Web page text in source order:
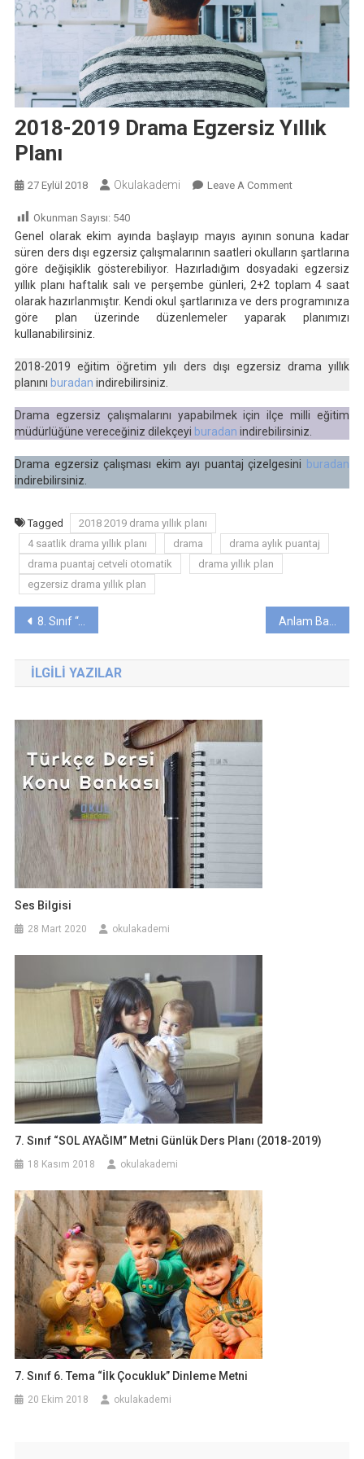
2018-2019 Drama Egzersiz Yıllık
Planı
27 Eylül 2018 Okulakademi Leave A CommentOn
Drama
Egzersiz
Yıllık
Planı
Okunman Sayısı: 540
Genel olarak ekim ayında başlayıp mayıs ayının sonuna kadar
süren ders dışı egzersiz çalışmalarının saatleri okulların şartlarına
göre değişiklik gösterebiliyor. Hazırladığım dosyadaki egzersiz
yıllık planı haftalık salı ve perşembe günleri, 2+2 toplam 4 saat
olarak hazırlanmıştır. Kendi okul şartlarınıza ve ders programınıza
göre plan üzerinde düzenlemeler yaparak planımızı
kullanabilirsiniz.
2018-2019 eğitim öğretim yılı ders dışı egzersiz drama yıllık
planını buradan indirebilirsiniz.
Drama egzersiz çalışmalarını yapabilmek için ilçe milli eğitim
müdürlüğüne vereceğiniz dilekçeyi buradan indirebilirsiniz.
Drama egzersiz çalışması ekim ayı puantaj çizelgesini buradan
indirebilirsiniz.
Tagged
2018 2019 drama yıllık planı
4 saatlik drama yıllık planı
drama
drama aylık puantaj
drama puantaj cetveli otomatik
drama yıllık plan
egzersiz drama yıllık plan
Yazı
gezinmesi
8. Sınıf “Acele Karar Vermeyin” Metni Günlük Ders Planı (2018-2019)
İLGILI YAZILAR
Ses Bilgisi
28 Mart 2020 okulakademi
7. Sınıf “SOL AYAĞIM” Metni Günlük Ders Planı (2018-2019)
18 Kasım 2018 okulakademi
7. Sınıf 6. Tema “İlk Çocukluk” Dinleme Metni
20 Ekim 2018 okulakademi